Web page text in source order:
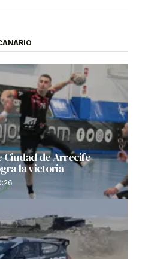
de Arrecife
la victoria